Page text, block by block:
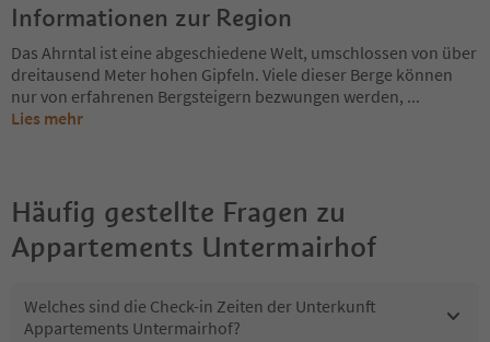
Informationen zur Region
Das Ahrntal ist eine abgeschiedene Welt, umschlossen von über
dreitausend Meter hohen Gipfeln. Viele dieser Berge können
nur von erfahrenen Bergsteigern bezwungen werden, ...
Lies mehr
Häufig gestellte Fragen zu
Appartements Untermairhof
Welches sind die Check-in Zeiten der Unterkunft
Appartements Untermairhof?